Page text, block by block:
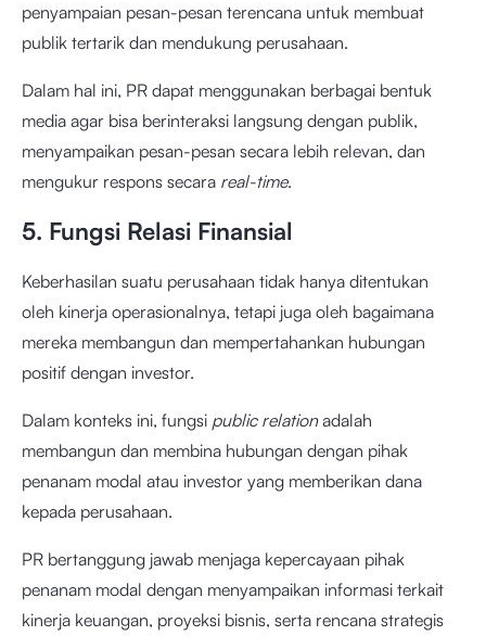
penyampaian pesan-pesan terencana untuk membuat
publik tertarik dan mendukung perusahaan.
Dalam hal ini, PR dapat menggunakan berbagai bentuk
media agar bisa berinteraksi langsung dengan publik,
menyampaikan pesan-pesan secara lebih relevan, dan
mengukur respons secara real-time.
5. Fungsi Relasi Finansial
Keberhasilan suatu perusahaan tidak hanya ditentukan
oleh kinerja operasionalnya, tetapi juga oleh bagaimana
mereka membangun dan mempertahankan hubungan
positif dengan investor.
Dalam konteks ini, fungsi public relationadalah
membangun dan membina hubungan dengan pihak
penanam modal atau investor yang memberikan dana
kepada perusahaan.
PR bertanggung jawab menjaga kepercayaan pihak
penanam modal dengan menyampaikan informasi terkait
kinerja keuangan, proyeksi bisnis, serta rencana strategis